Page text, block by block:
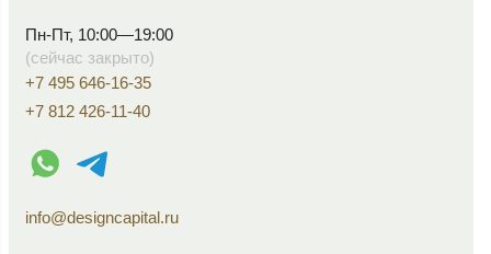
Пн-Пт, 10:00—19:00
(сейчас закрыто)
+7 495 646-16-35
+7 812 426-11-40
WhatsApp контакт
Telegram контакт
info@designcapital.ru